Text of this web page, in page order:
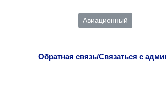
Авиационный
Обратная связь/Связаться с